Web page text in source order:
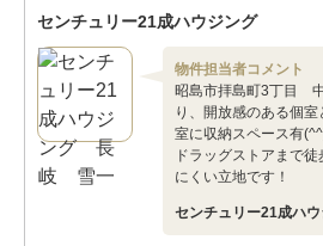
センチュリー21成ハウジング
物件担当者コメント
昭島市拝島町3丁目
り、開放感のある個
室に収納スペース有
ドラッグストアまで
にくい立地です！
センチュリー21成ハ